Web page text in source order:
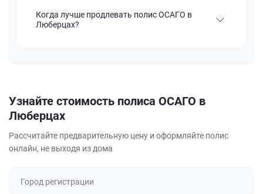
Когда лучше продлевать полис ОСАГО в
Люберцах?
Узнайте стоимость полиса ОСАГО в
Люберцах
Рассчитайте предварительную цену и оформляйте полис
онлайн, не выходя из дома
Город регистрации